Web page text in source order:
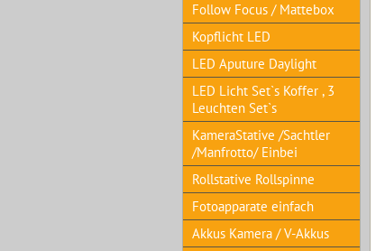
Follow Focus / Mattebox
Kopflicht LED
LED Aputure Daylight
LED Licht Set`s Koffer , 3
Leuchten Set`s
KameraStative /Sachtler
/Manfrotto/ Einbei
Rollstative Rollspinne
Fotoapparate einfach
Akkus Kamera / V-Akkus